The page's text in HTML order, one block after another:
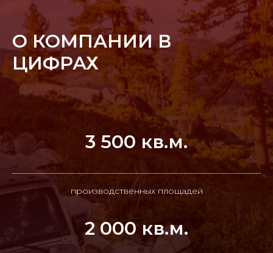
О КОМПАНИИ В
ЦИФРАХ
3 500 кв.м.
производственных площадей
2 000 кв.м.